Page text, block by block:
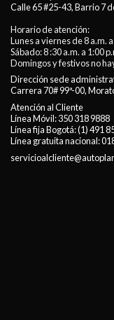
Calle 65 #25-43, Barrio 7
Horario de atención:
Lunes a viernes de 8 a.m.
Sábado: 8 :30 a.m. a 1:00
Domingos y festivos no
Dirección sede
Carrera 70# 99ª-00,
Atención al Cliente
Línea Móvil:350 318 9888
Línea fija Bogotá:(1) 491
Línea gratuita nacional: